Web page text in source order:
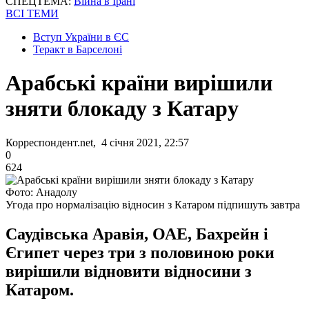
ВСІ ТЕМИ
Вступ України в ЄС
Теракт в Барселоні
Арабські країни вирішили
зняти блокаду з Катару
Корреспондент.net, 4 січня 2021, 22:57
0
624
Фото: Анадолу
Угода про нормалізацію відносин з Катаром підпишуть завтра
Саудівська Аравія, ОАЕ, Бахрейн і
Єгипет через три з половиною роки
вирішили відновити відносини з
Катаром.